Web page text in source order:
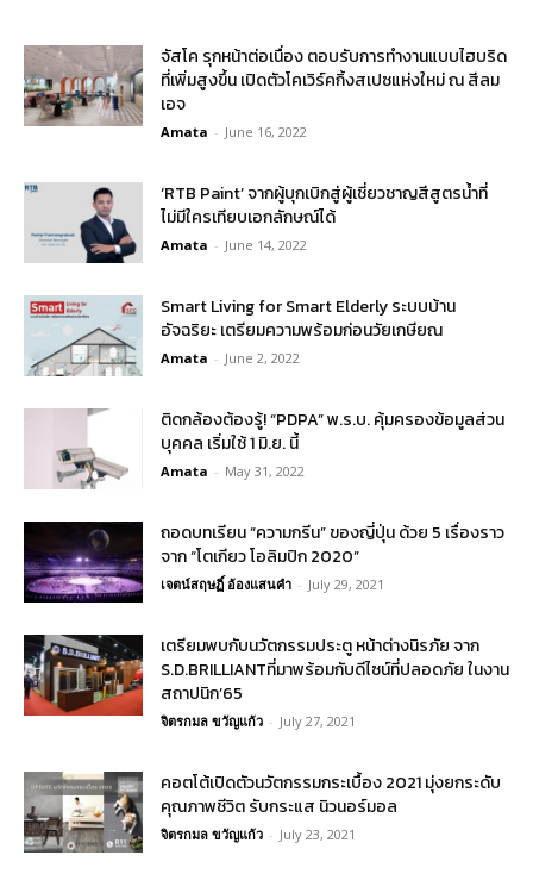
จัสโค รุกหน้าต่อเนื่อง ตอบรับการทำงานแบบไฮบริด
ที่เพิ่มสูงขึ้น เปิดตัวโคเวิร์คกิ้งสเปซแห่งใหม่ ณ สีลม
เอจ
Amata - June 16, 2022
‘RTB Paint’ จากผู้บุกเบิกสู่ผู้เชี่ยวชาญสีสูตรน้ำที่
ไม่มีใครเทียบเอกลักษณ์ได้
Amata - June 14, 2022
Smart Living for Smart Elderly ระบบบ้าน
อัจฉริยะ เตรียมความพร้อมก่อนวัยเกษียณ
Amata - June 2, 2022
ติดกล้องต้องรู้! “PDPA” พ.ร.บ. คุ้มครองข้อมูลส่วน
บุคคล เริ่มใช้ 1 มิ.ย. นี้
Amata - May 31, 2022
ถอดบทเรียน “ความกรีน” ของญี่ปุ่น ด้วย 5 เรื่องราว
จาก “โตเกียว โอลิมปิก 2020”
เจตน์สฤษฏิ์ อ้องแสนคำ - July 29, 2021
เตรียมพบกับนวัตกรรมประตู หน้าต่างนิรภัย จาก
S.D.BRILLIANTที่มาพร้อมกับดีไซน์ที่ปลอดภัย ในงาน
สถาปนิก’65
จิตรกมล ขวัญแก้ว - July 27, 2021
คอตโต้เปิดตัวนวัตกรรมกระเบื้อง 2021 มุ่งยกระดับ
คุณภาพชีวิต รับกระแส นิวนอร์มอล
จิตรกมล ขวัญแก้ว - July 23, 2021